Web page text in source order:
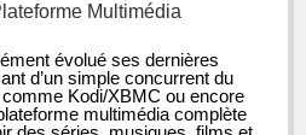
Multimédia
évolué ses dernières
d’un simple concurrent du
Kodi/XBMC ou encore
multimédia complète